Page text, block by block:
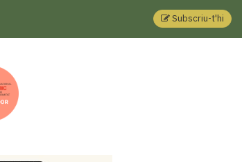
Subscriu-t'hi